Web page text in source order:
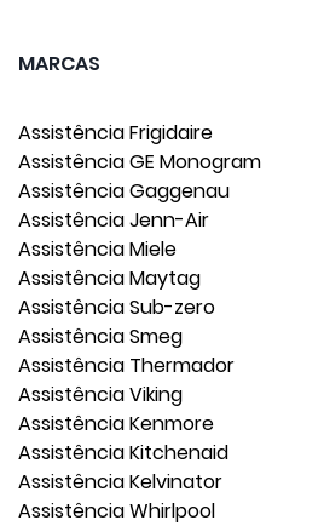
MARCAS
Assistência Frigidaire
Assistência GE Monogram
Assistência Gaggenau
Assistência Jenn-Air
Assistência Miele
Assistência Maytag
Assistência Sub-zero
Assistência Smeg
Assistência Thermador
Assistência Viking
Assistência Kenmore
Assistência Kitchenaid
Assistência Kelvinator
Assistência Whirlpool